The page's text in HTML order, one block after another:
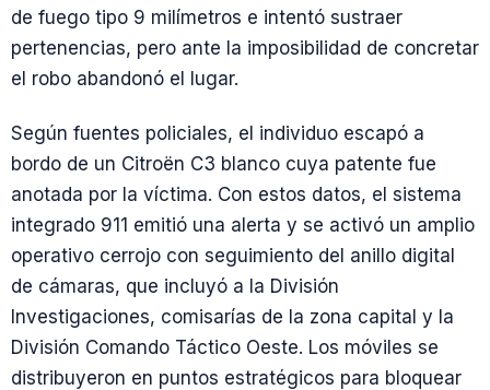
de fuego tipo 9 milímetros e intentó sustraer
pertenencias, pero ante la imposibilidad de concretar
el robo abandonó el lugar.
Según fuentes policiales, el individuo escapó a
bordo de un Citroën C3 blanco cuya patente fue
anotada por la víctima. Con estos datos, el sistema
integrado 911 emitió una alerta y se activó un amplio
operativo cerrojo con seguimiento del anillo digital
de cámaras, que incluyó a la División
Investigaciones, comisarías de la zona capital y la
División Comando Táctico Oeste. Los móviles se
distribuyeron en puntos estratégicos para bloquear